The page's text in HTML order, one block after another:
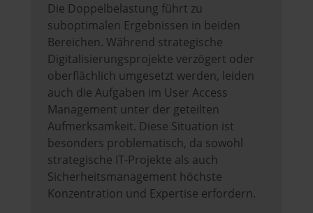
Die Doppelbelastung führt zu
suboptimalen Ergebnissen in beiden
Bereichen. Während strategische
Digitalisierungsprojekte verzögert oder
oberflächlich umgesetzt werden, leiden
auch die Aufgaben im User Access
Management unter der geteilten
Aufmerksamkeit. Diese Situation ist
besonders problematisch, da sowohl
strategische IT-Projekte als auch
Sicherheitsmanagement höchste
Konzentration und Expertise erfordern.